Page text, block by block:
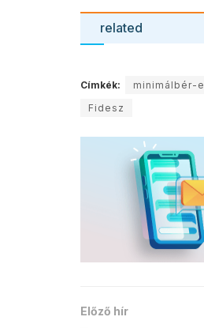
related
Címkék: minimálbér-
Fidesz
Előző hír